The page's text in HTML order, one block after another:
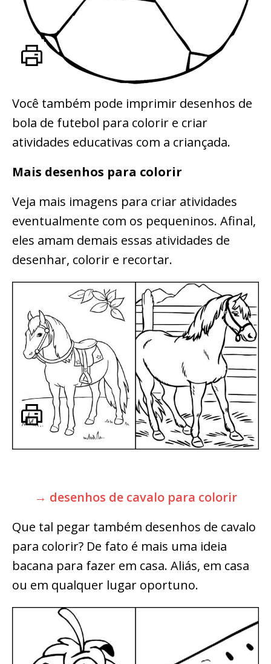
Você também pode imprimir desenhos de
bola de futebol para colorir e criar
atividades educativas com a criançada.
Mais desenhos para colorir
Veja mais imagens para criar atividades
eventualmente com os pequeninos. Afinal,
eles amam demais essas atividades de
desenhar, colorir e recortar.
→ desenhos de cavalo para colorir
Que tal pegar também desenhos de cavalo
para colorir? De fato é mais uma ideia
bacana para fazer em casa. Aliás, em casa
ou em qualquer lugar oportuno.